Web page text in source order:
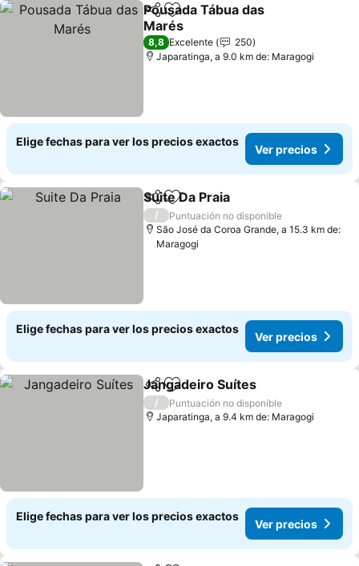
CompartirAgregar a favoritos
Pousada Tábua das
Marés
8,8 Excelente
250
Japaratinga, a 9.0 km de: Maragogi
Elige fechas para ver los precios exactos
Ver precios
CompartirAgregar a favoritos
Suite Da Praia
/
Puntuación no disponible
São José da Coroa Grande, a 15.3 km de:
Maragogi
Elige fechas para ver los precios exactos
Ver precios
CompartirAgregar a favoritos
Jangadeiro Suítes
/
Puntuación no disponible
Japaratinga, a 9.4 km de: Maragogi
Elige fechas para ver los precios exactos
Ver precios